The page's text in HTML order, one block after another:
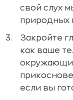
свой слух
природных
Закройте
как ваше
если вы